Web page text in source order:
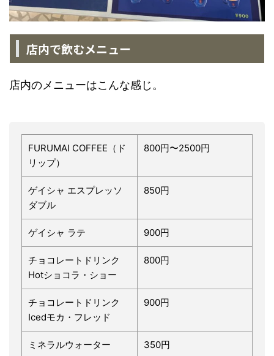
店内で飲むメニュー
店内のメニューはこんな感じ。
FURUMAI COFFEE（ド
リップ）
800円〜2500円
ゲイシャ エスプレッソ
ダブル
850円
ゲイシャ ラテ 900円
チョコレートドリンク
Hotショコラ・ショー
800円
チョコレートドリンク
Icedモカ・フレッド
900円
ミネラルウォーター 350円